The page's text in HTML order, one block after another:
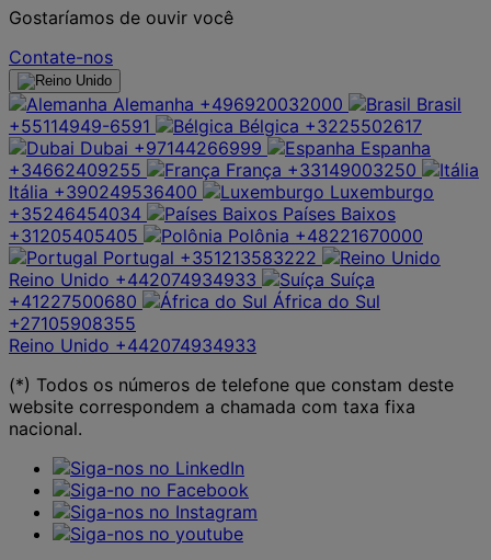
Gostaríamos de ouvir você
Contate-nos
Alemanha +496920032000
Brasil
+55114949-6591
Bélgica +3225502617
Dubai +97144266999
Espanha
+34662409255
França +33149003250
Itália +390249536400
Luxemburgo
+35246454034
Países Baixos
+31205405405
Polônia +48221670000
Portugal +351213583222
Reino Unido +442074934933
Suíça
+41227500680
África do Sul
+27105908355
Reino Unido +442074934933
(*) Todos os números de telefone que constam deste
website correspondem a chamada com taxa fixa
nacional.